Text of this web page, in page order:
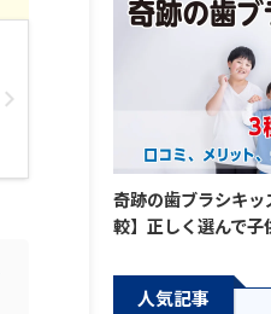
奇跡の歯ブラシキ
較】正しく選んで子
人気記事